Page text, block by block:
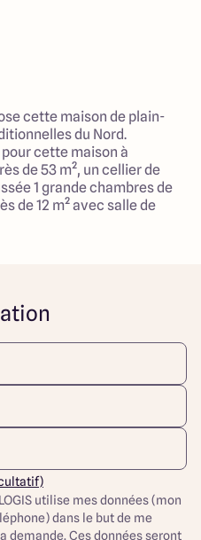
cette maison de plain-
du Nord.
cette maison à
de 53 m², un cellier de
1 grande chambres de
de 12 m² avec salle de
de l'adapter avec 3
est totalement
et écologique grâce à
et calme. La
rural, ce qui
propice à la détente et à
des grandes villes.
autre atout de vivre à
de paysages naturels
boisées, des champs et
amoureux de la nature
utilise mes données (mon
dans le but de me
demande. Ces données seront